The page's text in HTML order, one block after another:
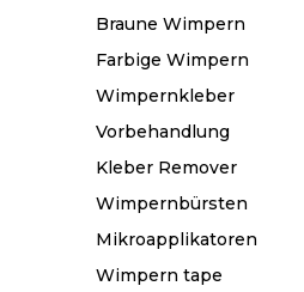
Braune Wimpern
Farbige Wimpern
Wimpernkleber
Vorbehandlung
Kleber Remover
Wimpernbürsten
Mikroapplikatoren
Wimpern tape